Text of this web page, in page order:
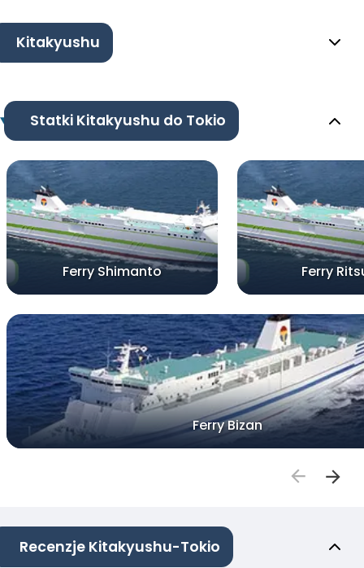
Kitakyushu
Statki Kitakyushu do Tokio
Ferry Shimanto Ferry
Ferry Bizan
Recenzje Kitakyushu-Tokio